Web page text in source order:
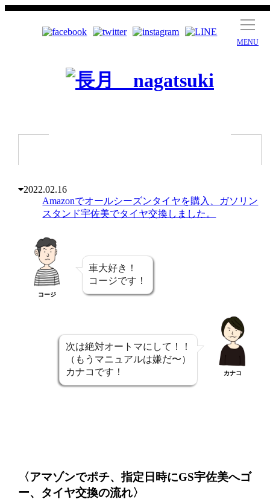
MENU
2022.02.16
Amazonでオールシーズンタイヤを購入、ガソリン
スタンド宇佐美でタイヤ交換しました。
コージ
車大好き！
コージです！
次は絶対オートマにして！！
（もうマニュアルは嫌だ〜）
カナコです！
カナコ
〈アマゾンでポチ、指定日時にGS宇佐美へゴ
ー、タイヤ交換の流れ〉